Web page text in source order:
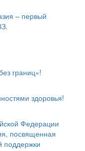
– первый
границ»!
здоровья!
Федерации
посвященная
поддержки